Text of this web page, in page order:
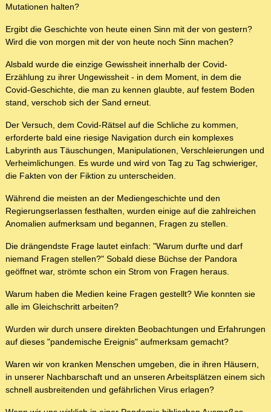
Mutationen halten?
Ergibt die Geschichte von heute einen Sinn mit der von gestern?
Wird die von morgen mit der von heute noch Sinn machen?
Alsbald wurde die einzige Gewissheit innerhalb der Covid-
Erzählung zu ihrer Ungewissheit - in dem Moment, in dem die
Covid-Geschichte, die man zu kennen glaubte, auf festem Boden
stand, verschob sich der Sand erneut.
Der Versuch, dem Covid-Rätsel auf die Schliche zu kommen,
erforderte bald eine riesige Navigation durch ein komplexes
Labyrinth aus Täuschungen, Manipulationen, Verschleierungen und
Verheimlichungen. Es wurde und wird von Tag zu Tag schwieriger,
die Fakten von der Fiktion zu unterscheiden.
Während die meisten an der Mediengeschichte und den
Regierungserlassen festhalten, wurden einige auf die zahlreichen
Anomalien aufmerksam und begannen, Fragen zu stellen.
Die drängendste Frage lautet einfach: "Warum durfte und darf
niemand Fragen stellen?" Sobald diese Büchse der Pandora
geöffnet war, strömte schon ein Strom von Fragen heraus.
Warum haben die Medien keine Fragen gestellt? Wie konnten sie
alle im Gleichschritt arbeiten?
Wurden wir durch unsere direkten Beobachtungen und Erfahrungen
auf dieses "pandemische Ereignis" aufmerksam gemacht?
Waren wir von kranken Menschen umgeben, die in ihren Häusern,
in unserer Nachbarschaft und an unseren Arbeitsplätzen einem sich
schnell ausbreitenden und gefährlichen Virus erlagen?